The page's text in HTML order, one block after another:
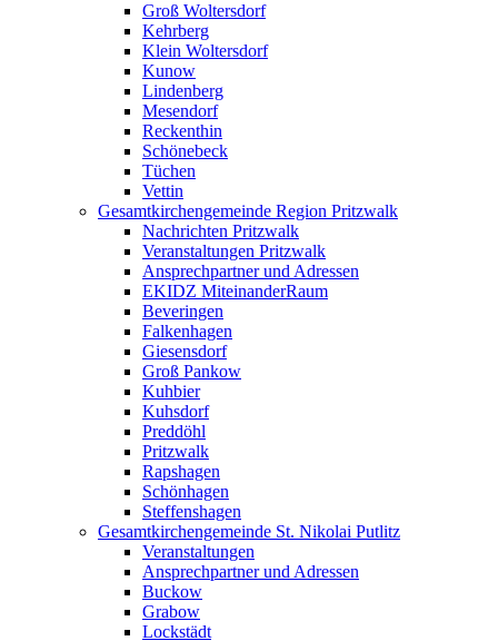
Groß Woltersdorf
Kehrberg
Klein Woltersdorf
Kunow
Lindenberg
Mesendorf
Reckenthin
Schönebeck
Tüchen
Vettin
Gesamtkirchengemeinde Region Pritzwalk
Nachrichten Pritzwalk
Veranstaltungen Pritzwalk
Ansprechpartner und Adressen
EKIDZ MiteinanderRaum
Beveringen
Falkenhagen
Giesensdorf
Groß Pankow
Kuhbier
Kuhsdorf
Preddöhl
Pritzwalk
Rapshagen
Schönhagen
Steffenshagen
Gesamtkirchengemeinde St. Nikolai Putlitz
Veranstaltungen
Ansprechpartner und Adressen
Buckow
Grabow
Lockstädt